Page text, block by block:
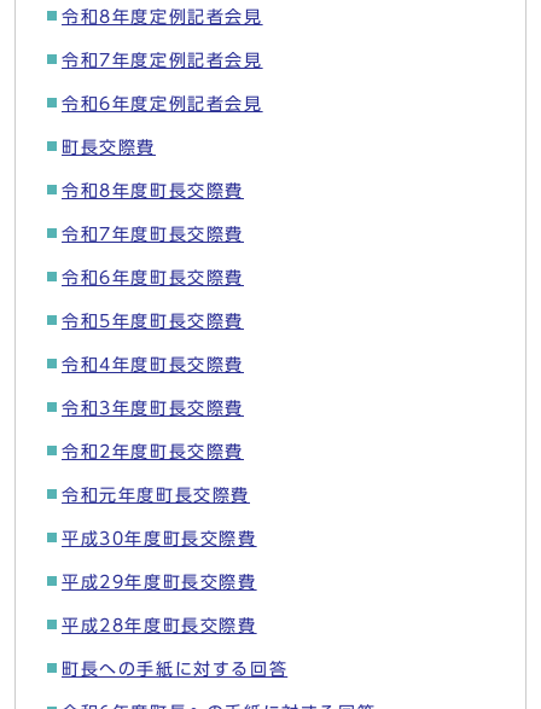
令和8年度定例記者会見
令和7年度定例記者会見
令和6年度定例記者会見
町長交際費
令和8年度町長交際費
令和7年度町長交際費
令和6年度町長交際費
令和5年度町長交際費
令和4年度町長交際費
令和3年度町長交際費
令和2年度町長交際費
令和元年度町長交際費
平成30年度町長交際費
平成29年度町長交際費
平成28年度町長交際費
町長への手紙に対する回答